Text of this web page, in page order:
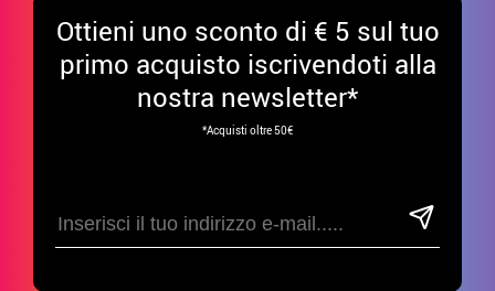
Ottieni uno sconto di € 5 sul tuo
primo acquisto iscrivendoti alla
nostra newsletter*
*Acquisti oltre 50€